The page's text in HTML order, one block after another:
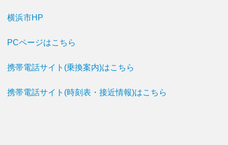
横浜市HP
PCページはこちら
携帯電話サイト(乗換案内)はこちら
携帯電話サイト(時刻表・接近情報)はこちら